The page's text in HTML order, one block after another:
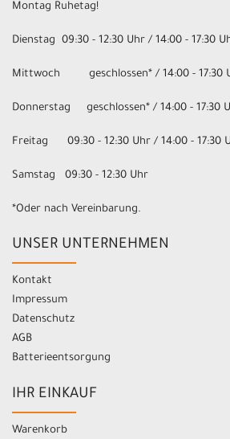
Montag Ruhetag!
Dienstag 09:30 - 12:30 Uhr / 14:00 - 17:30
Mittwoch geschlossen* / 14:00 - 17:30
Donnerstag geschlossen* / 14:00 - 17:30
Freitag 09:30 - 12:30 Uhr / 14:00 - 17:30
Samstag 09:30 - 12:30 Uhr
*Oder nach Vereinbarung.
UNSER UNTERNEHMEN
Kontakt
Impressum
Datenschutz
AGB
Batterieentsorgung
IHR EINKAUF
Warenkorb